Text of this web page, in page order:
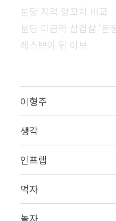
분당 지역 양꼬치 비교
분당 미금역 삼겹살 ‘돈
레스쁘아 뒤 이브
이형주
생각
인프랩
먹자
놀자